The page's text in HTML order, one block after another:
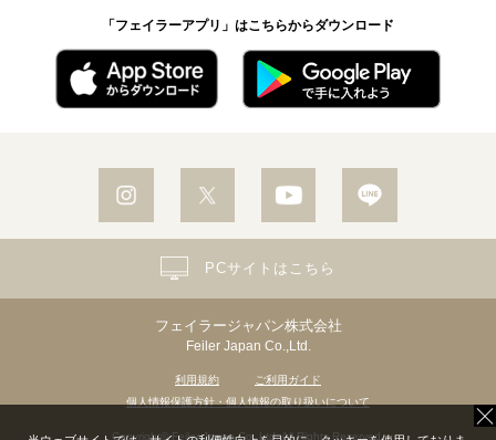
「フェイラーアプリ」はこちらからダウンロード
フェイラージャパン株式会社
Feiler Japan Co.,Ltd.
利用規約
ご利用ガイド
個人情報保護方針・個人情報の取り扱いについて
Copyright© Feiler Japan Co.,Ltd. All Rights Reserved.
PCサイトはこちら